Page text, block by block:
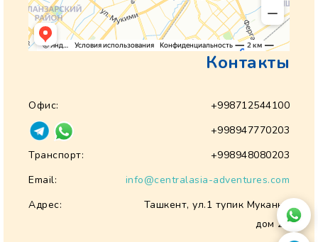
Контакты
Офис:
+998712544100
+998947770203
Транспорт:
+998948080203
Email:
info@centralasia-adventures.com
Адрес:
Ташкент, ул.1 тупик Муканна
дом 28